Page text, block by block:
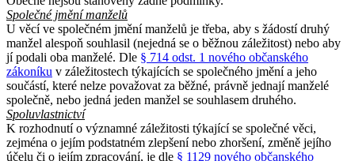
Společné jmění manželů
U věcí ve společném jmění manželů je třeba, aby s žádostí druhý
manžel alespoň souhlasil (nejedná se o běžnou záležitost) nebo aby
jí podali oba manželé. Dle § 714 odst. 1 nového občanského
zákoníku v záležitostech týkajících se společného jmění a jeho
součástí, které nelze považovat za běžné, právně jednají manželé
společně, nebo jedná jeden manžel se souhlasem druhého.
Spoluvlastnictví
K rozhodnutí o významné záležitosti týkající se společné věci,
zejména o jejím podstatném zlepšení nebo zhoršení, změně jejího
účelu či o jejím zpracování, je dle § 1129 nového občanského